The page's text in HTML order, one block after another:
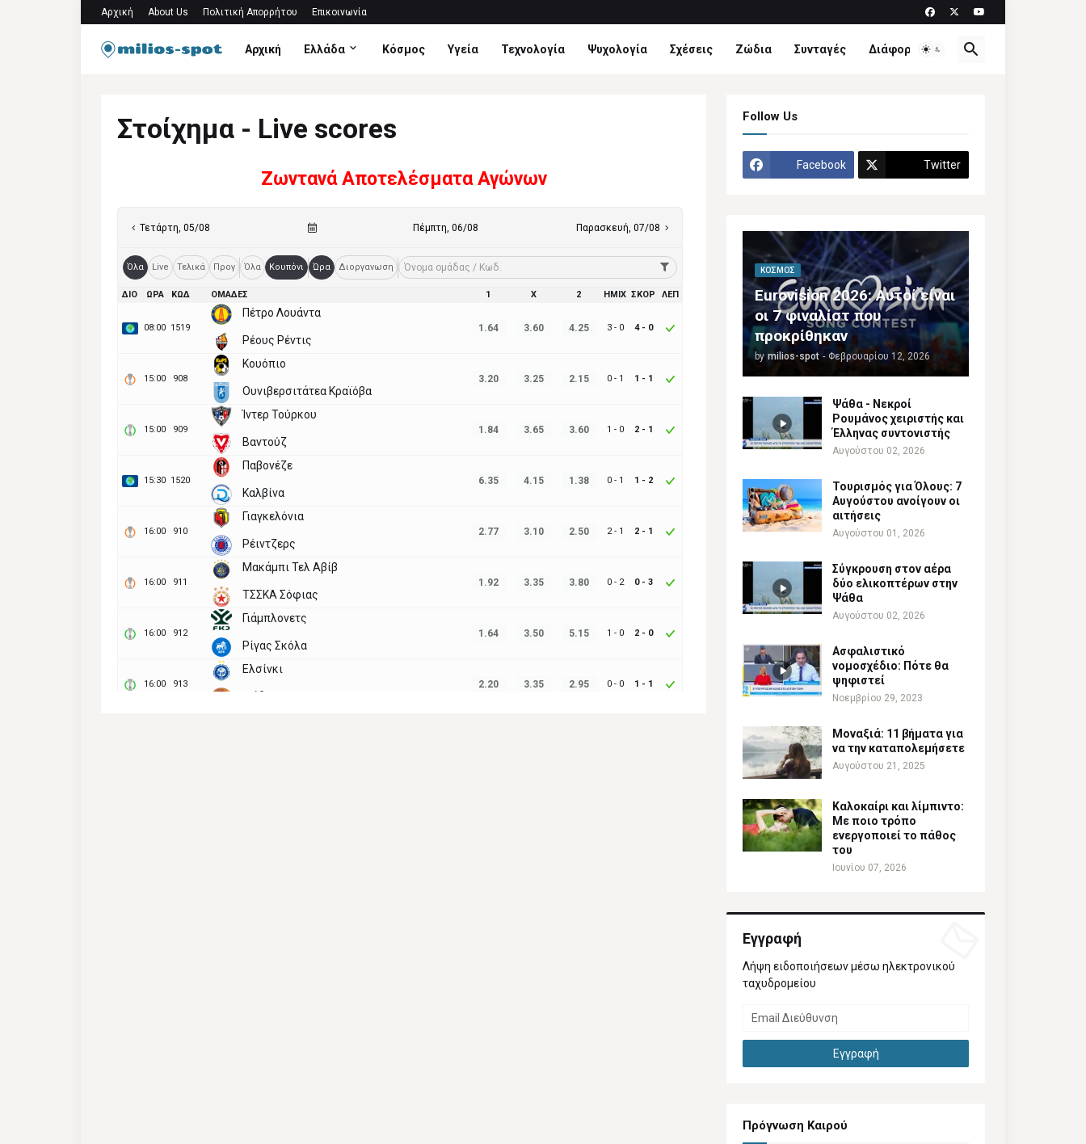
Αρχική About Us Πολιτική Απορρήτου Επικοινωνία
Αρχική Ελλάδα Κόσμος Υγεία Τεχνολογία Ψυχολογία Σχέσεις Ζώδια Συνταγές Διάφορα
Στοίχημα - Live scores
Ζωντανά Αποτελέσματα Αγώνων
Follow Us
Facebook Twitter
ΚΌΣΜΟΣ
Eurovision 2026: Αυτοί είναι
οι 7 φιναλίστ που
προκρίθηκαν
by milios-spot - Φεβρουαρίου 12, 2026
Ψάθα - Νεκροί
Ρουμάνος χειριστής και
Έλληνας συντονιστής
Αυγούστου 02, 2026
Τουρισμός για Όλους: 7
Αυγούστου ανοίγουν οι
αιτήσεις
Αυγούστου 01, 2026
Σύγκρουση στον αέρα
δύο ελικοπτέρων στην
Ψάθα
Αυγούστου 02, 2026
Ασφαλιστικό
νομοσχέδιο: Πότε θα
ψηφιστεί
Νοεμβρίου 29, 2023
Μοναξιά: 11 βήματα για
να την καταπολεμήσετε
Αυγούστου 21, 2025
Καλοκαίρι και λίμπιντο:
Με ποιο τρόπο
ενεργοποιεί το πάθος
του
Ιουνίου 07, 2026
Εγγραφή
Λήψη ειδοποιήσεων μέσω ηλεκτρονικού
ταχυδρομείου
Πρόγνωση Καιρού